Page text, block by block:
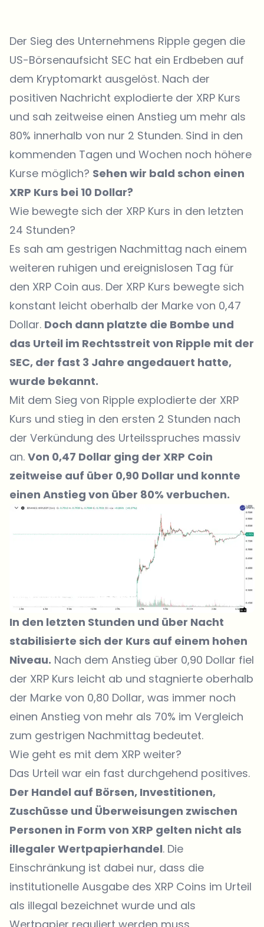
Der Sieg des Unternehmens Ripple gegen die
US-Börsenaufsicht SEC hat ein Erdbeben auf
dem Kryptomarkt ausgelöst. Nach der
positiven Nachricht explodierte der XRP Kurs
und sah zeitweise einen Anstieg um mehr als
80% innerhalb von nur 2 Stunden. Sind in den
kommenden Tagen und Wochen noch höhere
Kurse möglich? Sehen wir bald schon einen
XRP Kurs bei 10 Dollar?
Wie bewegte sich der XRP Kurs in den letzten
24 Stunden?
Es sah am gestrigen Nachmittag nach einem
weiteren ruhigen und ereignislosen Tag für
den XRP Coin aus. Der XRP Kurs bewegte sich
konstant leicht oberhalb der Marke von 0,47
Dollar. Doch dann platzte die Bombe und
das Urteil im Rechtsstreit von Ripple mit der
SEC, der fast 3 Jahre angedauert hatte,
wurde bekannt.
Mit dem Sieg von Ripple explodierte der XRP
Kurs und stieg in den ersten 2 Stunden nach
der Verkündung des Urteilsspruches massiv
an. Von 0,47 Dollar ging der XRP Coin
zeitweise auf über 0,90 Dollar und konnte
einen Anstieg von über 80% verbuchen.
In den letzten Stunden und über Nacht
stabilisierte sich der Kurs auf einem hohen
Niveau. Nach dem Anstieg über 0,90 Dollar fiel
der XRP Kurs leicht ab und stagnierte oberhalb
der Marke von 0,80 Dollar, was immer noch
einen Anstieg von mehr als 70% im Vergleich
zum gestrigen Nachmittag bedeutet.
Wie geht es mit dem XRP weiter?
Das Urteil war ein fast durchgehend positives.
Der Handel auf Börsen, Investitionen,
Zuschüsse und Überweisungen zwischen
Personen in Form von XRP gelten nicht als
illegaler Wertpapierhandel. Die
Einschränkung ist dabei nur, dass die
institutionelle Ausgabe des XRP Coins im Urteil
als illegal bezeichnet wurde und als